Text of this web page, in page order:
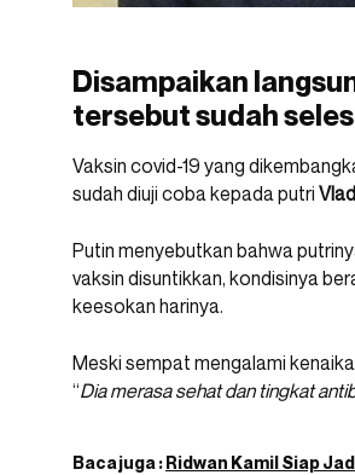
Disampaikan
tersebut sudah
Vaksin covid-19 yang
sudah diuji coba kepada putri
Putin menyebutkan bahwa
vaksin disuntikkan, kondisinya
keesokan harinya.
Meski sempat mengalami
“Dia merasa sehat dan tingkat
Baca juga :Ridwan Kamil Siap